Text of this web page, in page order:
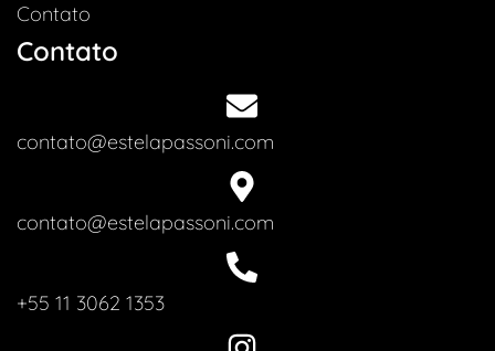
Contato
Contato
contato@estelapassoni.com
contato@estelapassoni.com
+55 11 3062 1353